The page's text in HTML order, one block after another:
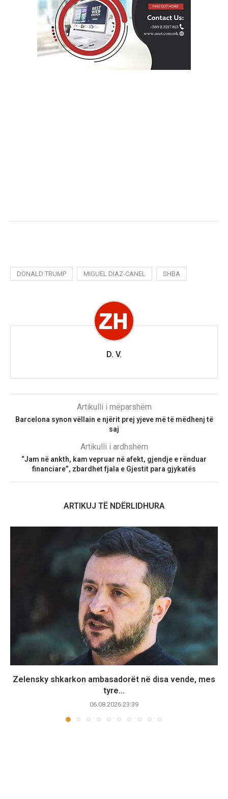
DONALD TRUMP MIGUEL DIAZ-CANEL SHBA
D. V.
Artikulli i mëparshëm
Barcelona synon vëllain e njërit prej yjeve më të mëdhenj të
saj
Artikulli i ardhshëm
“Jam në ankth, kam vepruar në afekt, gjendje e rënduar
financiare”, zbardhet fjala e Gjestit para gjykatës
ARTIKUJ TË NDËRLIDHURA
Zelensky shkarkon ambasadorët në disa vende, mes
tyre...
06.08.2026 23:39